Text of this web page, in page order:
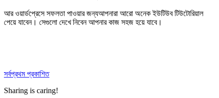
আর ওয়ার্ডপ্রেসে সফলতা পাওয়ার জন্যআপনারা আরো অনেক ইউটিউব টিউটোরিয়াল
পেয়ে যাবেন। সেগুলো দেখে নিবেন আপনার কাজ সহজ হয়ে যাবে।
সর্বপ্রথম প্রকাশিত
Sharing is caring!